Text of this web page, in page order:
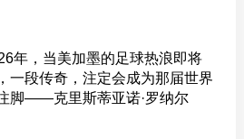
年，当美加墨的足球热浪即将
一段传奇，注定会成为那届世界
脚——克里斯蒂亚诺·罗纳尔